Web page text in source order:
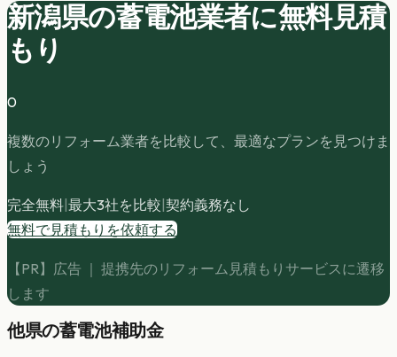
新潟県の蓄電池業者に無料見積
もり
0
複数のリフォーム業者を比較して、最適なプランを見つけま
しょう
完全無料|最大3社を比較|契約義務なし
無料で見積もりを依頼する
【PR】広告 ｜ 提携先のリフォーム見積もりサービスに遷移
します
他県の蓄電池補助金